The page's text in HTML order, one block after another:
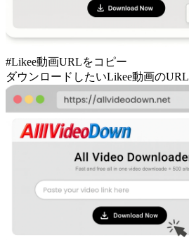
#Likee動画URLをコピー
ダウンロードしたいLikee動画の